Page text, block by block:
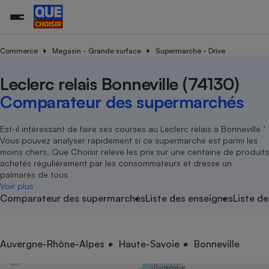
Commerce Magasin - Grande surface Supermarché - Drive
Leclerc relais Bonneville (74130)
Comparateur des supermarchés
Est-il intéressant de faire ses courses au Leclerc relais à Bonneville ’
Vous pouvez analyser rapidement si ce supermarché est parmi les
moins chers. Que Choisir relève les prix sur une centaine de produits
achetés régulièrement par les consommateurs et dresse un
palmarès de tous
Voir plus
Comparateur des supermarchésListe des enseignesListe
Auvergne-Rhône-Alpes Haute-Savoie Bonneville
Additifs
Nutrition
Assurance auto
Magasin - Grande surface
Méthode de vente -
Organismes de défense
Système judiciairegratuit
Déchet
Achat - Vente - Travaux
Location
Sport
électrique
Démarche administrative
Senior
Service marchand
Train
Transport aérien
Toutes les actualités
Enquêtes
Guides d'achat
Conseils
Brèves
Tous les services
Soumettre un litige
Lettres types
Rencontrer une association locale
Tous nos combats
Nos actions
Nos grandes victoires
Les billets de la présidente
Nos associations locales
Nous rejoindre
En savoir plus sur Que Choisir Ensemble
?
L’association
Nos missions
Notre méthodologie
Notre financement
Nos partenaires
Nous rejoindre